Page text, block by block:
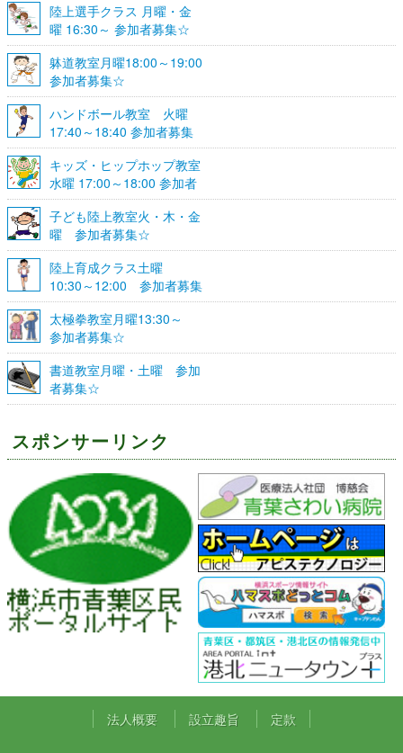
陸上選手クラス 月曜・金
曜 16:30～ 参加者募集☆
躰道教室月曜18:00～19:00
参加者募集☆
ハンドボール教室 火曜
17:40～18:40 参加者募集
☆
キッズ・ヒップホップ教室
水曜 17:00～18:00 参加者
募集☆
子ども陸上教室火・木・金
曜 参加者募集☆
陸上育成クラス土曜
10:30～12:00 参加者募集
☆
太極拳教室月曜13:30～
参加者募集☆
書道教室月曜・土曜 参加
者募集☆
スポンサーリンク
法人概要 設立趣旨 定款